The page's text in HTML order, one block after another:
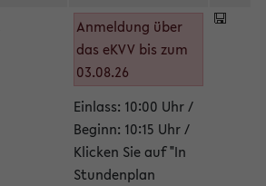
Anmeldung über
das eKVV bis zum
03.08.26
Einlass: 10:00 Uhr /
Beginn: 10:15 Uhr /
Klicken Sie auf "In
Stundenplan